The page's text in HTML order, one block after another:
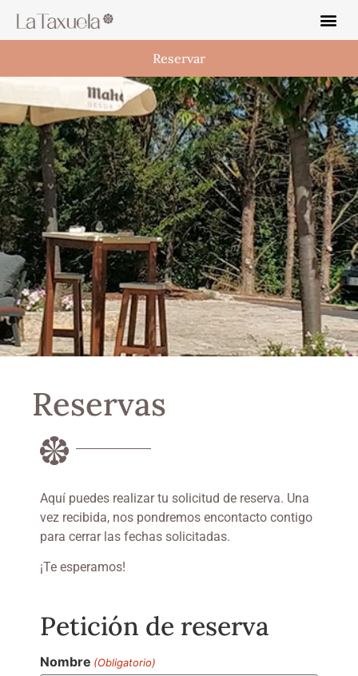
Reservar
Reservas
Aquí puedes realizar tu solicitud de reserva. Una
vez recibida, nos pondremos encontacto contigo
para cerrar las fechas solicitadas.
¡Te esperamos!
Petición de reserva
Nombre (Obligatorio)